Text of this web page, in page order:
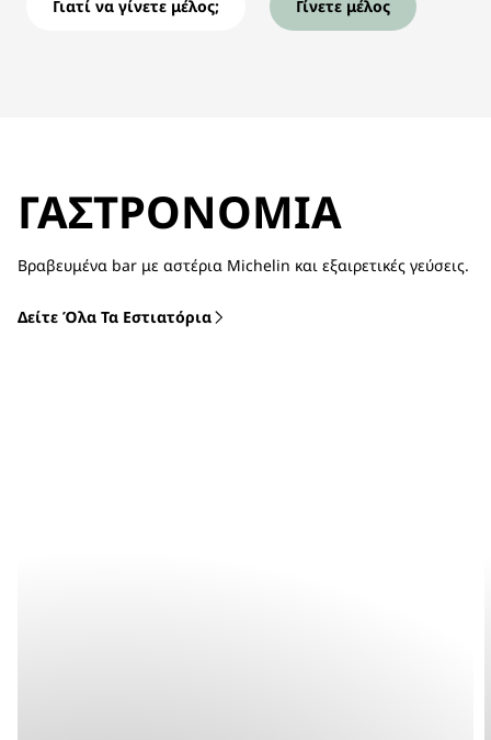
Γιατί να γίνετε μέλος; Γίνετε μέλος
ΓΑΣΤΡΟΝΟΜΊΑ
Βραβευμένα bar με αστέρια Michelin και εξαιρετικές γεύσεις.
Δείτε Όλα Τα Εστιατόρια